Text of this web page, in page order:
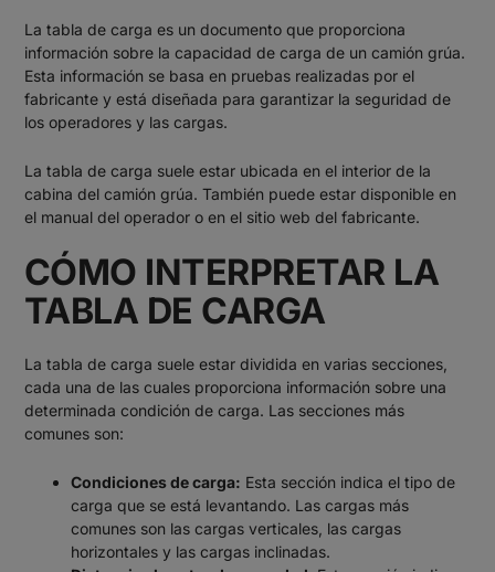
La tabla de carga es un documento que proporciona
información sobre la capacidad de carga de un camión grúa.
Esta información se basa en pruebas realizadas por el
fabricante y está diseñada para garantizar la seguridad de
los operadores y las cargas.
La tabla de carga suele estar ubicada en el interior de la
cabina del camión grúa. También puede estar disponible en
el manual del operador o en el sitio web del fabricante.
CÓMO INTERPRETAR LA
TABLA DE CARGA
La tabla de carga suele estar dividida en varias secciones,
cada una de las cuales proporciona información sobre una
determinada condición de carga. Las secciones más
comunes son:
Condiciones de carga: Esta sección indica el tipo de
carga que se está levantando. Las cargas más
comunes son las cargas verticales, las cargas
horizontales y las cargas inclinadas.